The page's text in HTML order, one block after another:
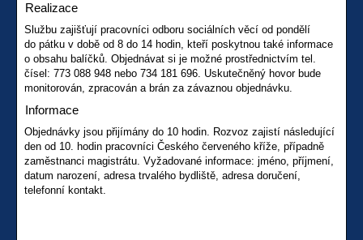
Realizace
Službu zajišťují pracovníci odboru sociálních věcí od pondělí
do pátku v době od 8 do 14 hodin, kteří poskytnou také informace
o obsahu balíčků. Objednávat si je možné prostřednictvím tel.
čísel: 773 088 948 nebo 734 181 696. Uskutečněný hovor bude
monitorován, zpracován a brán za závaznou objednávku.
Informace
Objednávky jsou přijímány do 10 hodin. Rozvoz zajistí následující
den od 10. hodin pracovníci Českého červeného kříže, případně
zaměstnanci magistrátu. Vyžadované informace: jméno, příjmení,
datum narození, adresa trvalého bydliště, adresa doručení,
telefonní kontakt.